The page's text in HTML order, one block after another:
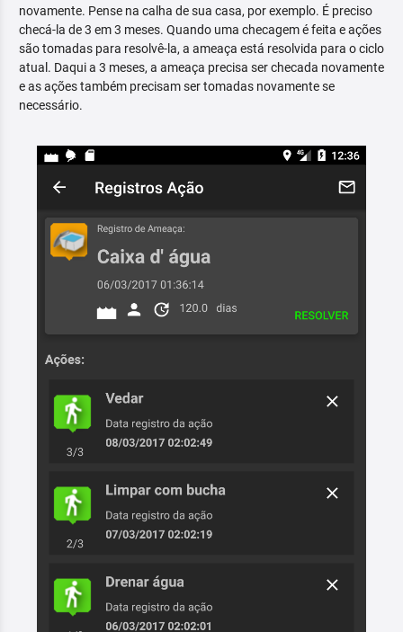
novamente. Pense na calha de sua casa, por exemplo. É preciso
checá-la de 3 em 3 meses. Quando uma checagem é feita e ações
são tomadas para resolvê-la, a ameaça está resolvida para o ciclo
atual. Daqui a 3 meses, a ameaça precisa ser checada novamente
e as ações também precisam ser tomadas novamente se
necessário.